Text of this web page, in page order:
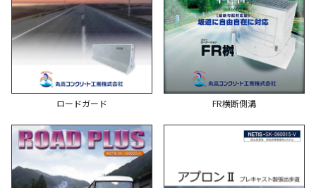
ロードガード FR横断側溝